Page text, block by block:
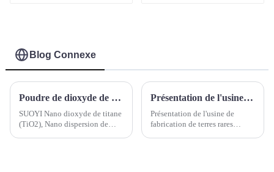
Blog Connexe
Poudre de dioxyde de titane nanométrique SUOYI Poudre de nano TiO2 Dispersion de dioxyde de titane nanométrique Poudre d'oxyde de zinc nanométrique Poudre de nano ZnO
SUOYI Nano dioxyde de titane
(TiO2), Nano dispersion de
Présentation de l'usine de fabrication de terres rares SUOYI
Présentation de l'usine de
fabrication de terres rares